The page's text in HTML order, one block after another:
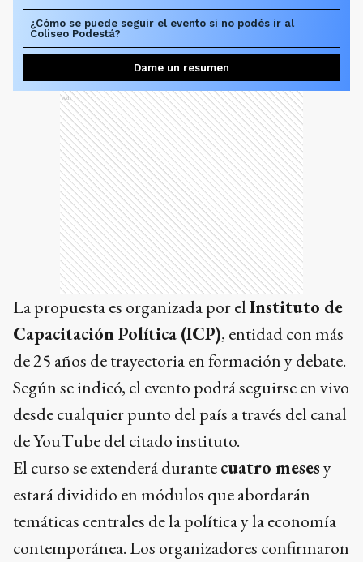
¿Cómo se puede seguir el evento si no podés ir al
Coliseo Podestá?
Dame un resumen
Ads
La propuesta es organizada por elInstituto de
Capacitación Política (ICP), entidad con más
de 25 años de trayectoria en formación y debate.
Según se indicó, el evento podrá seguirse en vivo
desde cualquier punto del país a través del canal
de YouTube del citado instituto.
El curso se extenderá durantecuatro mesesy
estará dividido en módulos que abordarán
temáticas centrales de la política y la economía
contemporánea. Los organizadores confirmaron